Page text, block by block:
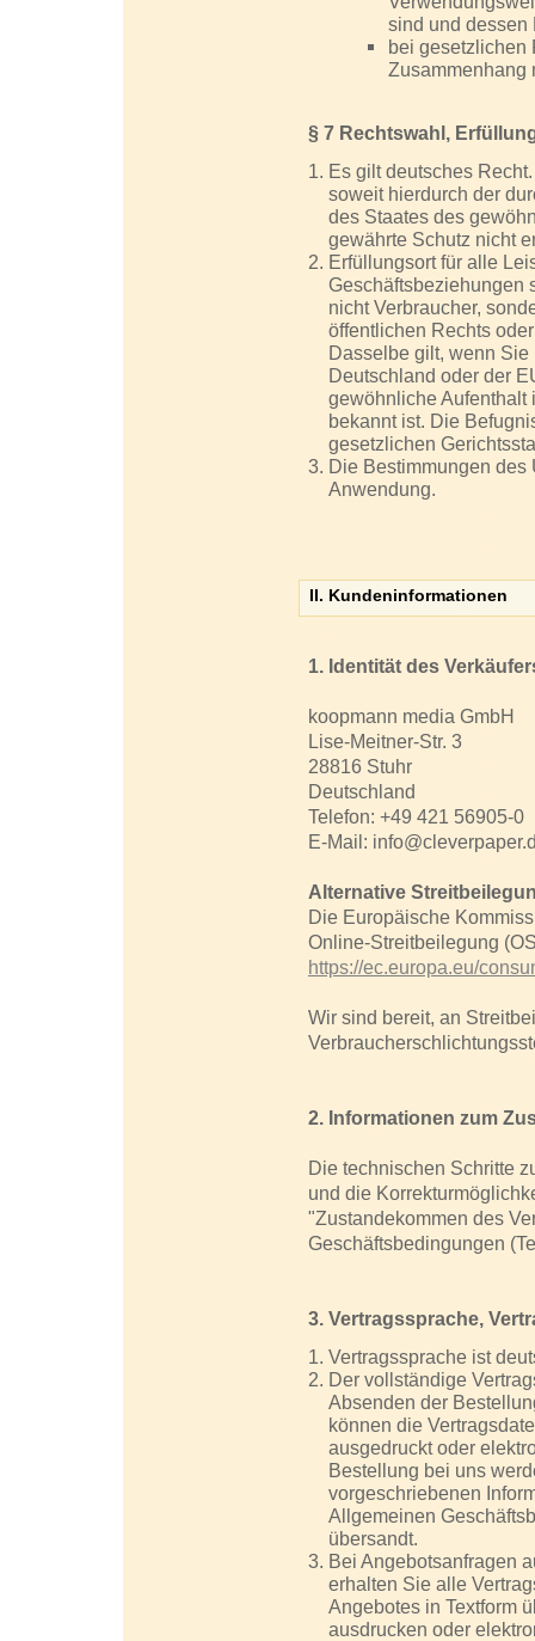
sind und dessen
bei gesetzlichen
Zusammenhang
§ 7 Rechtswahl,
Es gilt deutsches
soweit hierdurch der
des Staates des
gewährte Schutz nicht
Erfüllungsort für alle
Geschäftsbeziehungen
nicht Verbraucher,
öffentlichen Rechts
Dasselbe gilt, wenn
Deutschland oder der
gewöhnliche Aufenthalt
bekannt ist. Die
gesetzlichen
Die Bestimmungen
Anwendung.
II. Kundeninformationen
1. Identität des
koopmann media GmbH
Lise-Meitner-Str. 3
28816 Stuhr
Deutschland
Telefon: +49 421 56905-0
E-Mail:
Alternative
Die Europäische
Online-Streitbeilegung
https://ec.europa.eu/
Wir sind bereit, an
2. Informationen zum
Die technischen Schritte
und die
"Zustandekommen des
Geschäftsbedingungen
3. Vertragssprache,
Vertragssprache ist
Der vollständige
Absenden der
können die
ausgedruckt oder
Bestellung bei uns
vorgeschriebenen
Allgemeinen
übersandt.
Bei Angebotsanfragen
erhalten Sie alle
Angebotes in Textform
ausdrucken oder